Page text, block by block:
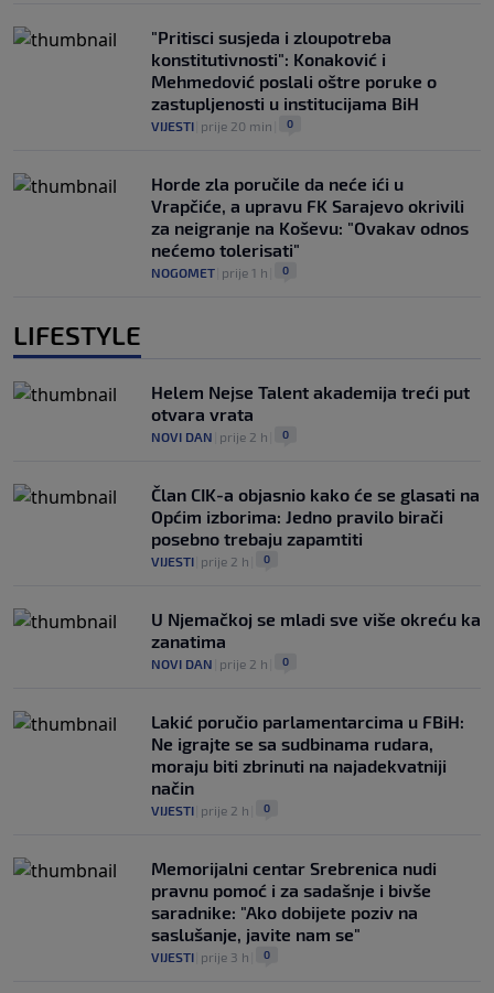
"Pritisci susjeda i zloupotreba
konstitutivnosti": Konaković i
Mehmedović poslali oštre poruke o
zastupljenosti u institucijama BiH
VIJESTI prije 20 min 0
Horde zla poručile da neće ići u
Vrapčiće, a upravu FK Sarajevo okrivili
za neigranje na Koševu: "Ovakav odnos
nećemo tolerisati"
NOGOMET prije 1 h 0
LIFESTYLE
Helem Nejse Talent akademija treći put
otvara vrata
NOVI DAN prije 2 h 0
Član CIK-a objasnio kako će se glasati na
Općim izborima: Jedno pravilo birači
posebno trebaju zapamtiti
VIJESTI prije 2 h 0
U Njemačkoj se mladi sve više okreću ka
zanatima
NOVI DAN prije 2 h 0
Lakić poručio parlamentarcima u FBiH:
Ne igrajte se sa sudbinama rudara,
moraju biti zbrinuti na najadekvatniji
način
VIJESTI prije 2 h 0
Memorijalni centar Srebrenica nudi
pravnu pomoć i za sadašnje i bivše
saradnike: "Ako dobijete poziv na
saslušanje, javite nam se"
VIJESTI prije 3 h 0